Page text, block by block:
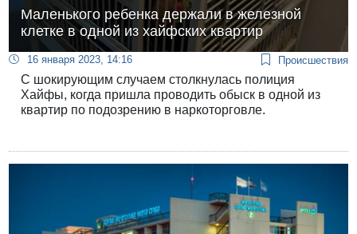
Маленького ребенка держали в железной
клетке в одной из хайфских квартир
16 января 2023, 14:16 Происшествия
С шокирующим случаем столкнулась полиция
Хайфы, когда пришла проводить обыск в одной из
квартир по подозрению в наркоторговле.